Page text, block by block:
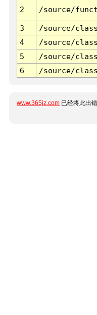
2 /source/
3 /source/
4
/source/
5
/source/
6
/source/
www.365jz.com 已经将此出